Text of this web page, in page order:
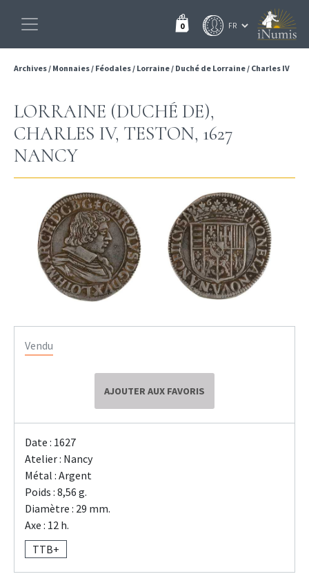
0
Archives/ Monnaies/ Féodales/ Lorraine/ Duché de Lorraine/ Charles IV
LORRAINE (DUCHÉ DE),
CHARLES IV, TESTON, 1627
NANCY
Vendu
AJOUTER AUX FAVORIS
Date : 1627
Atelier : Nancy
Métal : Argent
Poids : 8,56 g.
Diamètre : 29 mm.
Axe : 12 h.
TTB+